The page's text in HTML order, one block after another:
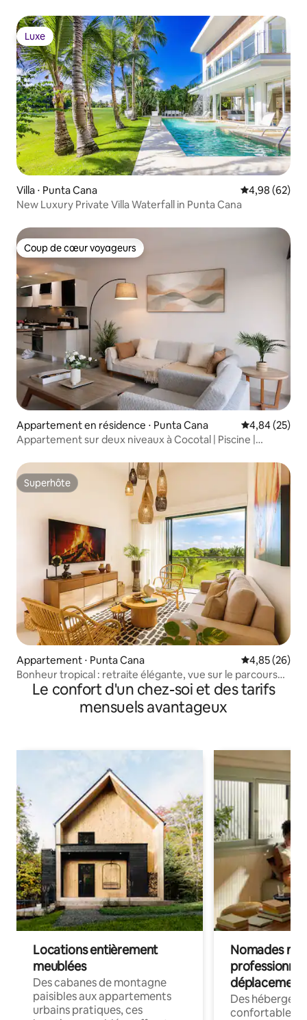
Luxe
Luxe
Villa ⋅ Punta Cana Évaluation
4,98 (62)
New Luxury Private Villa Waterfall in Punta Cana
Coup de cœur voyageurs
Coup de cœur voyageurs
Appartement en résidence ⋅ Punta Cana Évaluation
4,84 (25)
Appartement sur deux niveaux à Cocotal | Piscine |
Superhôte
Superhôte
Appartement ⋅ Punta Cana Évaluation
4,85 (26)
Bonheur tropical : retraite élégante, vue sur le parcours
de golf
Le confort d'un chez-soi et des tarifs
mensuels avantageux
Locations entièrement
meublées
Des cabanes de montagne
paisibles aux appartements
urbains pratiques, ces
Nomades
déplacement
Des
confortables